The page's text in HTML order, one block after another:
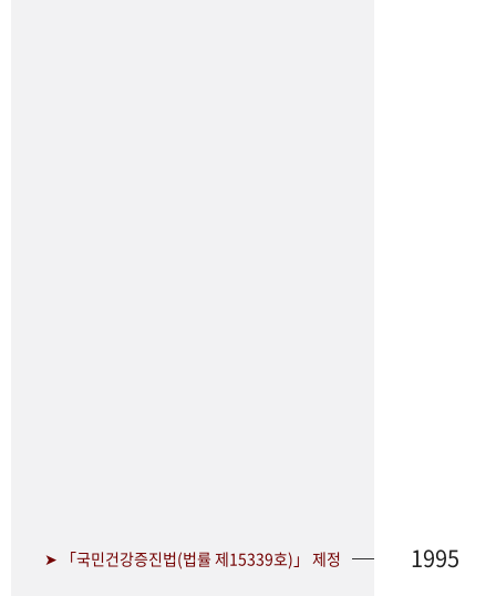
➤ 「국민건강증진법(법률 제15339호)」 제정 1995